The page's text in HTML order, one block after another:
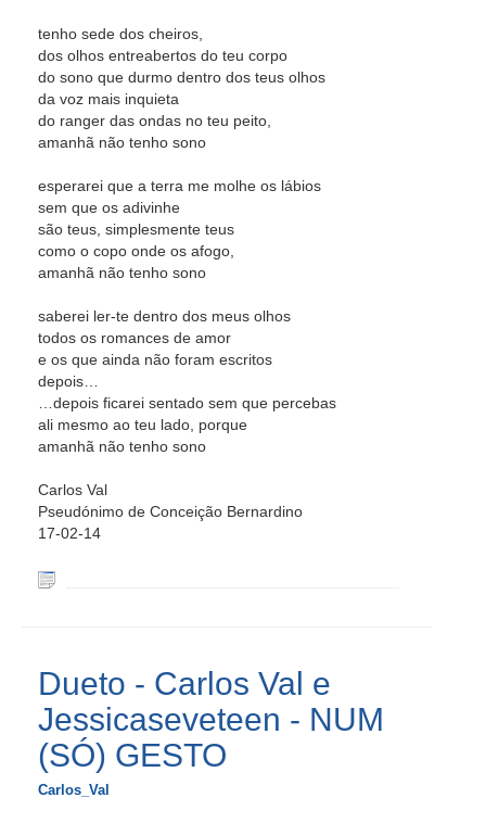
tenho sede dos cheiros,
dos olhos entreabertos do teu corpo
do sono que durmo dentro dos teus olhos
da voz mais inquieta
do ranger das ondas no teu peito,
amanhã não tenho sono
esperarei que a terra me molhe os lábios
sem que os adivinhe
são teus, simplesmente teus
como o copo onde os afogo,
amanhã não tenho sono
saberei ler-te dentro dos meus olhos
todos os romances de amor
e os que ainda não foram escritos
depois…
…depois ficarei sentado sem que percebas
ali mesmo ao teu lado, porque
amanhã não tenho sono
Carlos Val
Pseudónimo de Conceição Bernardino
17-02-14
Dueto - Carlos Val e
Jessicaseveteen - NUM
(SÓ) GESTO
Carlos_Val